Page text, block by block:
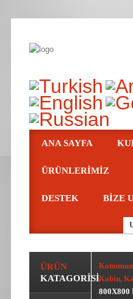
ANA SAYFA
ÜRÜNLERIMIZ
DESTEK BIZE
Kabin,
800X800
ÜRÜN
KATAGORISI